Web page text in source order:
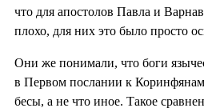
что для апостолов Павла и
плохо, для них это было просто
Они же понимали, что боги
в Первом послании к
бесы, а не что иное. Такое